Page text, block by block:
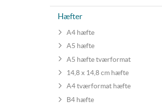
Hæfter
A4 hæfte
A5 hæfte
A5 hæfte tværformat
14,8 x 14,8 cm hæfte
A4 tværformat hæfte
B4 hæfte